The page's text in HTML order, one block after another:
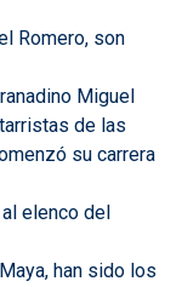
Romero, son
Miguel
de las
su carrera
elenco del
han sido los